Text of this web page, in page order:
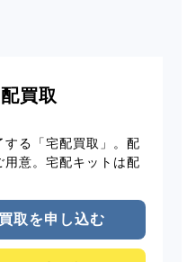
買取
する「宅配買取」。配
意。宅配キットは配
取を申し込む